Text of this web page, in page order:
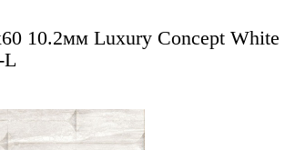
10.2мм Luxury Concept White
L